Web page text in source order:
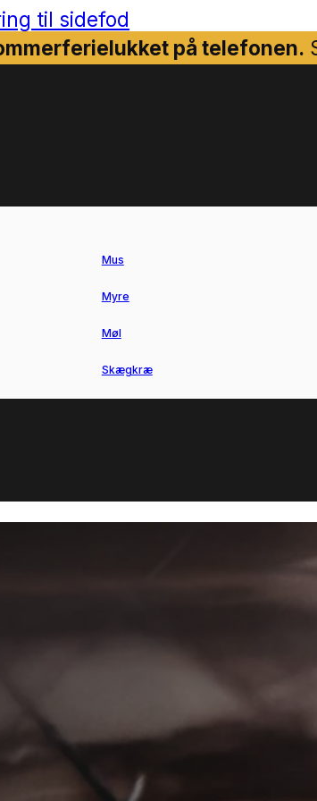
til sidefod
på telefonen.
Mus
Myre
Møl
Skægkræ